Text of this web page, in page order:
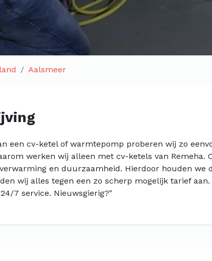
Aalsmeer
een cv-ketel of warmtepomp proberen wij zo
werken wij alleen met cv-ketels van Remeha.
en duurzaamheid. Hierdoor houden we
wij alles tegen een zo scherp mogelijk tarief
7 service. Nieuwsgierig?"